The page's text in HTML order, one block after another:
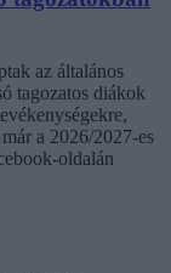
az általános
tagozatos diákok
a 2026/2027-es
oldalán